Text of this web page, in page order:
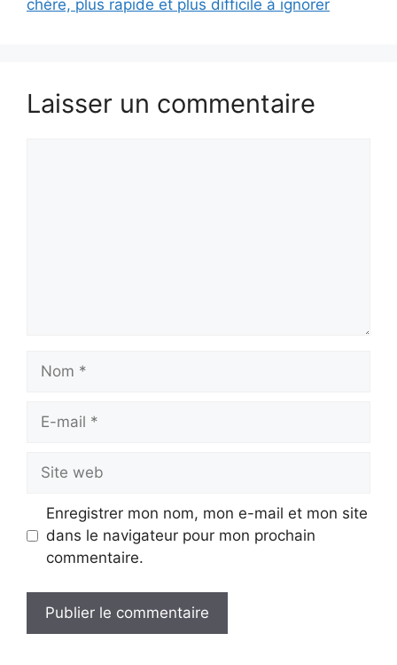
chère, plus rapide et plus difficile à ignorer
Laisser un commentaire
Nom
Site
web
Enregistrer mon nom, mon e-mail et mon site
dans le navigateur pour mon prochain
commentaire.